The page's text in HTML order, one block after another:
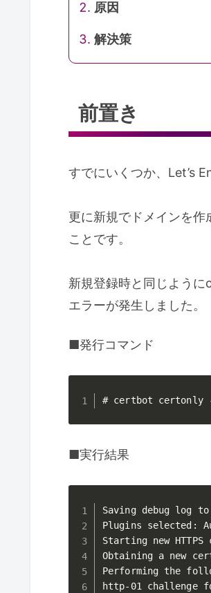
原因
解決策
前置き
すでにいくつか、Let’s
更に新規でドメインを
ことです。
新規登録時と同じよう
エラーが発生しました。
■発行コマンド
# certbot certonly --
■実行結果
Saving debug log
Plugins selected:
Starting new
Obtaining a new
Performing the
http-01 challenge